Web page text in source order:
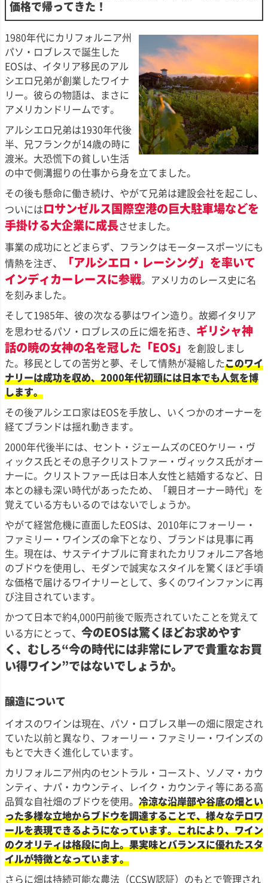
価格で帰ってきた！
1980年代にカリフォルニア州
パソ・ロブレスで誕生した
EOSは、イタリア移民のアル
シエロ兄弟が創業したワイナ
リー。彼らの物語は、まさに
アメリカンドリームです。
アルシエロ兄弟は1930年代後
半、兄フランクが14歳の時に
渡米。大恐慌下の貧しい生活
の中で側溝掘りの仕事から身を立てました。
その後も懸命に働き続け、やがて兄弟は建設会社を起こし、
ついにはロサンゼルス国際空港の巨大駐車場などを
手掛ける大企業に成長させました。
事業の成功にとどまらず、フランクはモータースポーツにも
情熱を注ぎ、
「アルシエロ・レーシング」を率いて
インディカーレースに参戦。アメリカのレース史に名
を刻みました。
そして1985年、彼の次なる夢はワイン造り。故郷イタリア
を思わせるパソ・ロブレスの丘に畑を拓き、 ギリシャ神
話の暁の女神の名を冠した「EOS」 を創設しまし
た。移民としての苦労と夢、そして情熱が凝縮したこのワイ
ナリーは成功を収め、2000年代初頭には日本でも人気を博
します。
その後アルシエロ家はEOSを手放し、いくつかのオーナーを
経てブランドは揺れ動きます。
2000年代後半には、セント・ジェームズのCEOケリー・ヴ
ィックス氏とその息子クリストファー・ヴィックス氏がオー
ナーに。クリストファー氏は日本人女性と結婚するなど、日
本との縁も深い時代があったため、「親日オーナー時代」を
覚えている方もいるのではないでしょうか。
やがて経営危機に直面したEOSは、2010年にフォーリー・
ファミリー・ワインズの傘下となり、ブランドは見事に再
生。現在は、サステイナブルに育まれたカリフォルニア各地
のブドウを使用し、モダンで誠実なスタイルを驚くほど手頃
な価格で届けるワイナリーとして、多くのワインファンに再
び注目されています。
かつて日本で約4,000円前後で販売されていたことを覚えて
いる方にとって、 今のEOSは驚くほどお求めやす
く、むしろ“今の時代には非常にレアで貴重なお買
い得ワイン”ではないでしょうか。
醸造について
イオスのワインは現在、パソ・ロブレス単一の畑に限定され
ていた以前と異なり、フォーリー・ファミリー・ワインズの
もとで大きく進化しています。
カリフォルニア州内のセントラル・コースト、ソノマ・カウ
ンティ、ナパ・カウンティ、レイク・カウンティ等にある高
品質な自社畑のブドウを使用。 冷涼な沿岸部や谷底の畑とい
った多様な立地からブドウを調達することで、様々なテロワ
ールを表現できるようになっています。これにより、ワイン
のクオリティは格段に向上。果実味とバランスに優れたスタ
イルが特徴となっています。
さらに畑は持続可能な農法（CCSW認証）のもとで管理され